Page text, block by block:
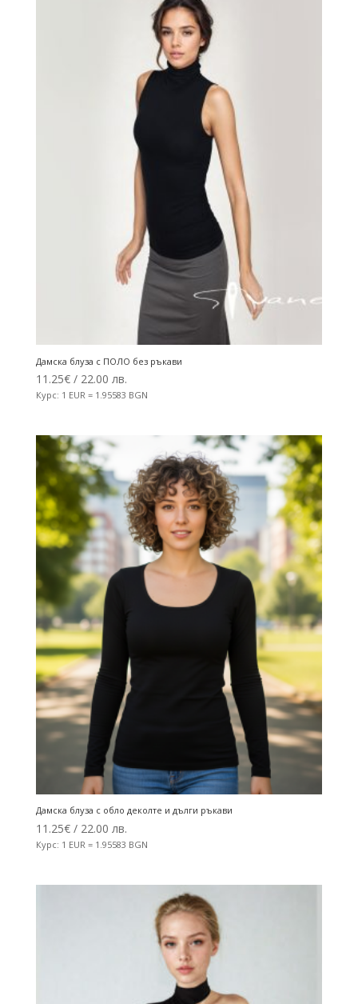
Дамска блуза с ПОЛО без ръкави
11.25€/ 22.00 лв.
Курс: 1 EUR = 1.95583 BGN
Дамска блуза с обло деколте и дълги ръкави
11.25€/ 22.00 лв.
Курс: 1 EUR = 1.95583 BGN